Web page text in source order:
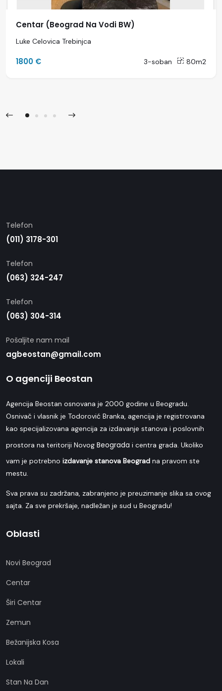
Centar (Beograd Na Vodi BW)
Luke Celovica Trebinjca
1800 € 3-soban 80m2
Telefon
(011) 3178-301
Telefon
(063) 324-247
Telefon
(063) 304-314
Pošaljite nam mail
agbeostan@gmail.com
O agenciji Beostan
Agencija Beostan osnovana je 2000 godine u Beogradu.
Osnivač i vlasnik je Todorović Branka, agencija je registrovana
kao specijalizovana agencija za izdavanje stanova i poslovnih
prostora na teritoriji Novog Beograda i centra grada. Ukoliko
vam je potrebno izdavanje stanova Beograd na pravom ste
mestu.
Sva prava su zadržana, zabranjeno je preuzimanje slika sa ovog
sajta. Za sve prekršaje, nadležan je sud u Beogradu!
Oblasti
Novi Beograd
Centar
Širi Centar
Zemun
Bežanijska Kosa
Lokali
Stan Na Dan